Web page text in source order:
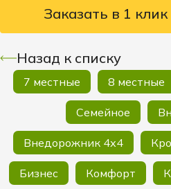
Заказать в 1 клик
Назад к списку
7 местные 8 местные
Семейное
Внедорожник 4х4
Бизнес Комфорт